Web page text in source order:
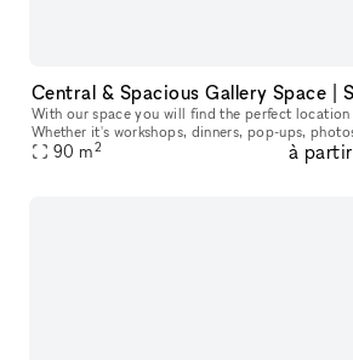
With our space you will find the perfect
Whether it's workshops, dinners, pop-ups,
gatherings. Our venue is located on Karl-
90 m2 à